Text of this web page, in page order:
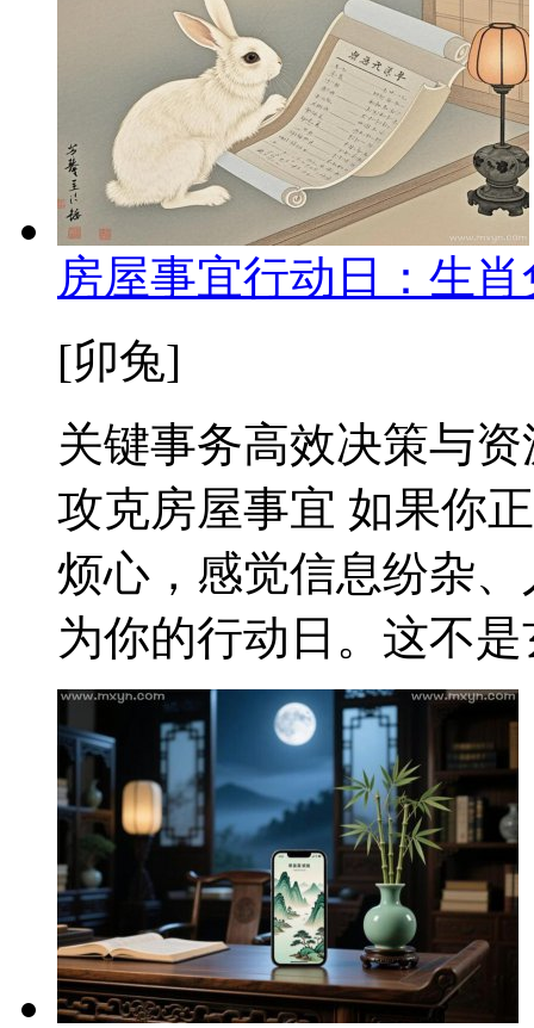
房屋事宜行动日：生
[卯兔]
关键事务高效决策与
攻克房屋事宜 如果你
烦心，感觉信息纷杂
为你的行动日。这不